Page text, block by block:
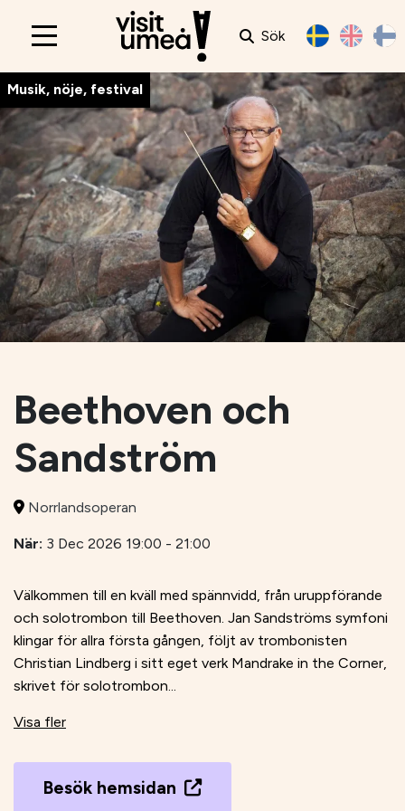
Main
Sök
Musik, nöje, festival
Beethoven och
Sandström
Norrlandsoperan
När: 3 Dec 2026 19:00 - 21:00
Välkommen till en kväll med spännvidd, från uruppförande
och solotrombon till Beethoven. Jan Sandströms symfoni
klingar för allra första gången, följt av trombonisten
Christian Lindberg i sitt eget verk Mandrake in the Corner,
skrivet för solotrombon...
Visa fler
Besök hemsidan